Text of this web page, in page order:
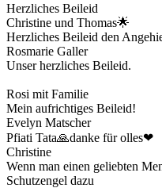
Herzliches Beileid
Christine und Thomas🌟
Herzliches Beileid den
Rosmarie Galler
Unser herzliches Beileid.
Rosi mit Familie
Mein aufrichtiges Beileid!
Evelyn Matscher
Pfiati Tata🙏danke für olles❤
Christine
Wenn man einen geliebten
Schutzengel dazu